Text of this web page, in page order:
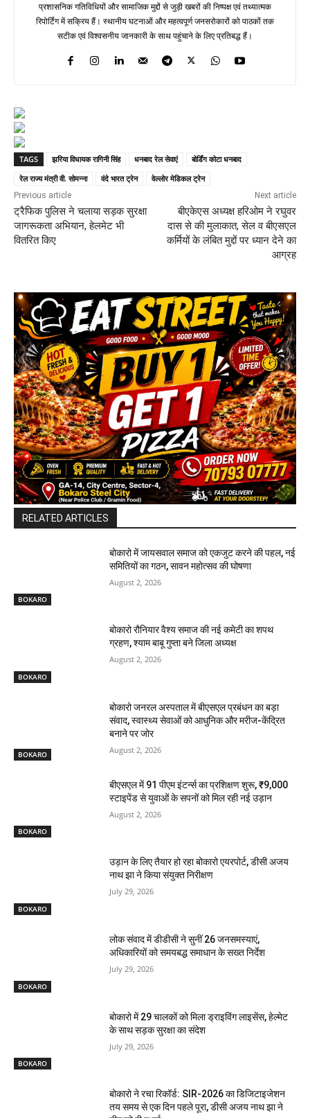
प्रशासनिक गतिविधियों और सामाजिक मुद्दों से जुड़ी खबरों की निष्पक्ष एवं तथ्यात्मक
रिपोर्टिंग में सक्रिय हैं। स्थानीय घटनाओं और महत्वपूर्ण जनसरोकारों को पाठकों तक
सटीक एवं विश्वसनीय जानकारी के साथ पहुंचाने के लिए प्रतिबद्ध हैं।
TAGS झरिया विधायक रागिनी सिंह धनबाद रेल सेवाएं
बोर्डिंग कोटा धनबाद
रेल राज्य मंत्री वी. सोमन्ना
वंदे भारत ट्रेन वेल्लोर मेडिकल ट्रेन
Previous article
ट्रैफिक पुलिस ने चलाया सड़क सुरक्षा
जागरूकता अभियान, हेलमेट भी
वितरित किए
Next article
बीएकेएस अध्यक्ष हरिओम ने रघुवर
दास से की मुलाकात, सेल व बीएसएल
कर्मियों के लंबित मुद्दों पर ध्यान देने का
आग्रह
RELATED ARTICLES
BOKARO
बोकारो में जायसवाल समाज को एकजुट करने की पहल, नई
समितियों का गठन, सावन महोत्सव की घोषणा
August 2, 2026
BOKARO
बोकारो रौनियार वैश्य समाज की नई कमेटी का शपथ
ग्रहण, श्याम बाबू गुप्ता बने जिला अध्यक्ष
August 2, 2026
BOKARO
बोकारो जनरल अस्पताल में बीएसएल प्रबंधन का बड़ा
संवाद, स्वास्थ्य सेवाओं को आधुनिक और मरीज-केंद्रित
बनाने पर जोर
August 2, 2026
BOKARO
बीएसएल में 91 पीएम इंटर्न्स का प्रशिक्षण शुरू, ₹9,000
स्टाइपेंड से युवाओं के सपनों को मिल रही नई उड़ान
August 2, 2026
BOKARO
उड़ान के लिए तैयार हो रहा बोकारो एयरपोर्ट, डीसी अजय
नाथ झा ने किया संयुक्त निरीक्षण
July 29, 2026
BOKARO
लोक संवाद में डीडीसी ने सुनीं 26 जनसमस्याएं,
अधिकारियों को समयबद्ध समाधान के सख्त निर्देश
July 29, 2026
BOKARO
बोकारो में 29 चालकों को मिला ड्राइविंग लाइसेंस, हेल्मेट
के साथ सड़क सुरक्षा का संदेश
July 29, 2026
बोकारो ने रचा रिकॉर्ड: SIR-2026 का डिजिटाइजेशन
तय समय से एक दिन पहले पूरा, डीसी अजय नाथ झा ने